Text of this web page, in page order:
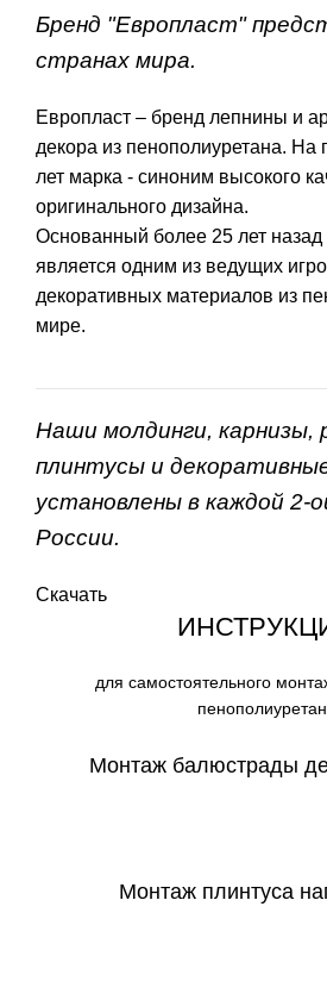
Бренд "Европласт"
странах мира.
Европласт – бренд лепнины и
декора из пенополиуретана. На
лет марка - синоним высокого
оригинального дизайна.
Основанный более 25 лет назад
является одним из ведущих
декоративных материалов из
мире.
Наши молдинги, карнизы,
плинтусы и
установлены в каждой 2-
России.
Скачать
для самостоятельного
Монтаж балюстрады
Монтаж плинтуса